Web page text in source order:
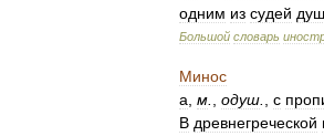
одним из судей душ
Большой словарь
Минос
а м одуш с
В древнегреческой